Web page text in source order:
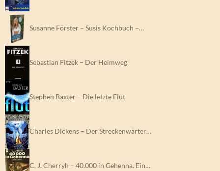
Susanne Förster – Susis Kochbuch –…
Sebastian Fitzek – Der Heimweg
Stephen Baxter – Die letzte Flut
Charles Dickens – Der Streckenwärter…
C. J. Cherryh – 40.000 in Gehenna. Ein…